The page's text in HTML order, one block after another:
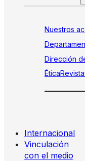
Nuestros
Dirección
Ética
Internacional
Vinculación
con el medio